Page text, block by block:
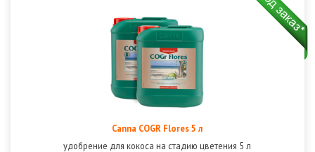
Canna COGR Flores 5 л
удобрение для кокоса на стадию цветения 5 л